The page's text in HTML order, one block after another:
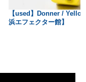
【used】Donner /
浜エフェクター館】